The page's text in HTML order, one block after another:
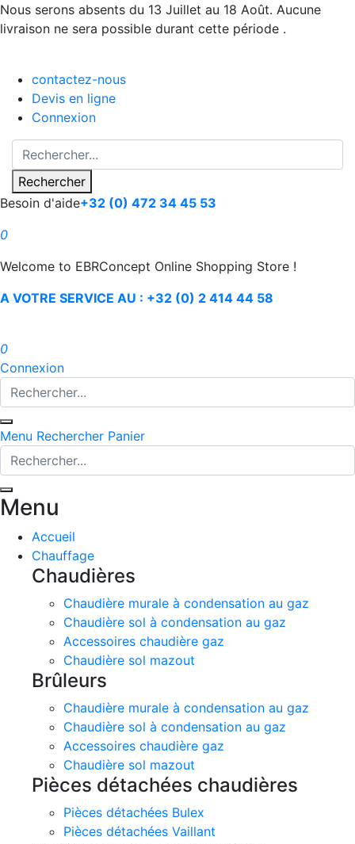
Nous serons absents du 13 Juillet au 18 Août. Aucune
livraison ne sera possible durant cette période .
contactez-nous
Devis en ligne
Connexion
Rechercher
Besoin d'aide+32 (0) 472 34 45 53
0
Welcome to EBRConcept Online Shopping Store !
A VOTRE SERVICE AU : +32 (0) 2 414 44 58
0
Connexion
Menu Rechercher Panier
Menu
Accueil
Chauffage
Chaudières
Chaudière murale à condensation au gaz
Chaudière sol à condensation au gaz
Accessoires chaudière gaz
Chaudière sol mazout
Brûleurs
Chaudière murale à condensation au gaz
Chaudière sol à condensation au gaz
Accessoires chaudière gaz
Chaudière sol mazout
Pièces détachées chaudières
Pièces détachées Bulex
Pièces détachées Vaillant